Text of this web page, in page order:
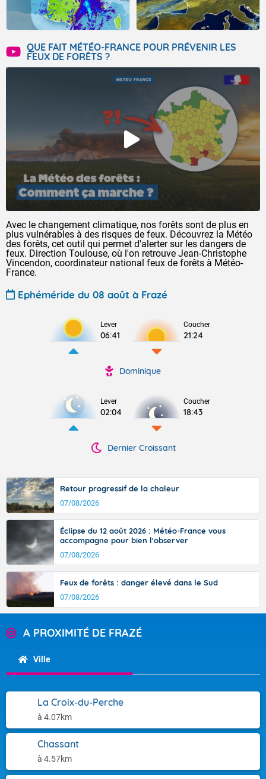
QUE FAIT MÉTÉO-FRANCE POUR PRÉVENIR LES
FEUX DE FORÊTS ?
Avec le changement climatique, nos forêts sont de plus en
plus vulnérables à des risques de feux. Découvrez la Météo
des forêts, cet outil qui permet d'alerter sur les dangers de
feux. Direction Toulouse, où l'on retrouve Jean-Christophe
Vincendon, coordinateur national feux de forêts à Météo-
France.
Ephéméride du 08 août à Frazé
Lever
06:41
Coucher
21:24
Dominique
Lever
02:04
Coucher
18:43
Dernier Croissant
Retour progressif de la chaleur
07/08/2026
Éclipse du 12 août 2026 : Météo-France vous
accompagne pour bien l'observer
07/08/2026
Feux de forêts : danger élevé dans le Sud
07/08/2026
A PROXIMITÉ DE FRAZÉ
Ville
La Croix-du-Perche
à 4.07km
Chassant
à 4.57km